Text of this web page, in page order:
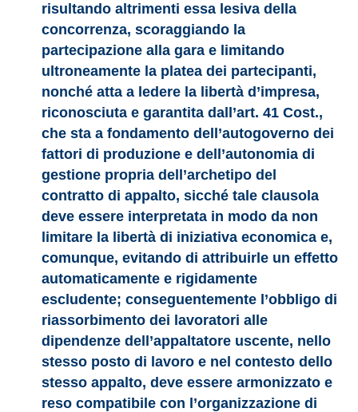
risultando altrimenti essa lesiva della
concorrenza, scoraggiando la
partecipazione alla gara e limitando
ultroneamente la platea dei partecipanti,
nonché atta a ledere la libertà d’impresa,
riconosciuta e garantita dall’art. 41 Cost.,
che sta a fondamento dell’autogoverno dei
fattori di produzione e dell’autonomia di
gestione propria dell’archetipo del
contratto di appalto, sicché tale clausola
deve essere interpretata in modo da non
limitare la libertà di iniziativa economica e,
comunque, evitando di attribuirle un effetto
automaticamente e rigidamente
escludente; conseguentemente l’obbligo di
riassorbimento dei lavoratori alle
dipendenze dell’appaltatore uscente, nello
stesso posto di lavoro e nel contesto dello
stesso appalto, deve essere armonizzato e
reso compatibile con l’organizzazione di